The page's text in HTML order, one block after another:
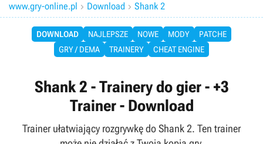
www.gry-online.pl  Download  Shank 2
DOWNLOAD NAJLEPSZE NOWE MODY
PATCHE
GRY / DEMA
TRAINERY CHEAT ENGINE
Shank 2 - Trainery do gier - +3
Trainer - Download
Trainer ułatwiający rozgrywkę do Shank 2. Ten trainer